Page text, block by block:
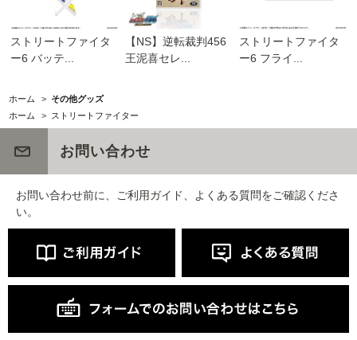
ストリートファイタ
ー6 バッテ...
【NS】逆転裁判456
王泥喜セレ...
ストリートファイタ
ー6 フライ...
ホーム > その他グッズ
ホーム
> ストリートファイター
お問い合わせ
お問い合わせ前に、ご利用ガイド、よくある質問をご確認くださ
い。